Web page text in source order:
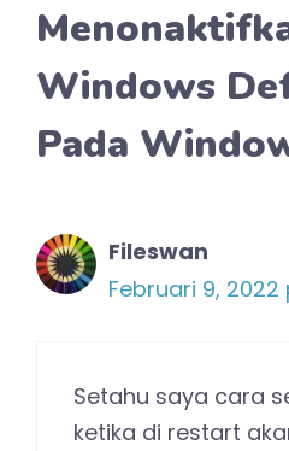
Windows
Pada
Fileswan
Februari 9, 2022
Setahu saya cara
ketika di restart